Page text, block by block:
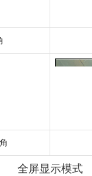
全屏显示模式